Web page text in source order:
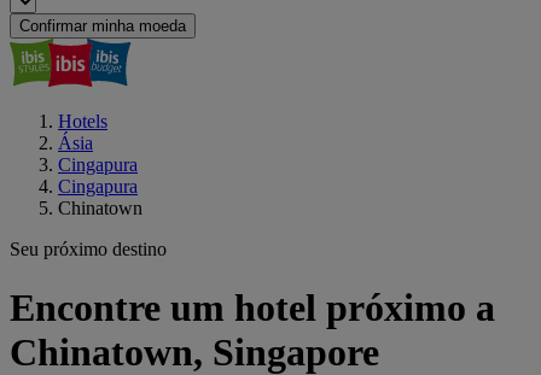
Confirmar minha moeda
Hotels
Ásia
Cingapura
Cingapura
Chinatown
Seu próximo destino
Encontre um hotel próximo a
Chinatown, Singapore